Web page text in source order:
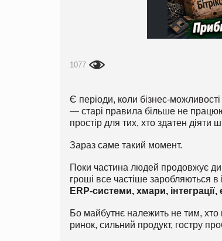
1077
Є періоди, коли бізнес-
— старі правила більше не
простір для тих, хто здатен діяти
Зараз саме такий момент.
Поки частина людей продовжує
гроші все частіше заробляються
ERP-системи, хмари,
Бо майбутнє належить не тим, хто
ринок, сильний продукт, гостру